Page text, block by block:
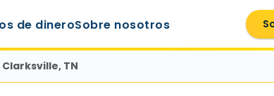
de dineroSobre nosotros
Clarksville, TN